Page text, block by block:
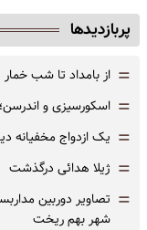
پربازدیدها
= از بامداد تا شب خمار
= اسکورسیزی و
= یک ازدواج مخفیانه
= ژیلا هدائی درگذشت
= تصاویر دوربین
شهر بهم ریخت